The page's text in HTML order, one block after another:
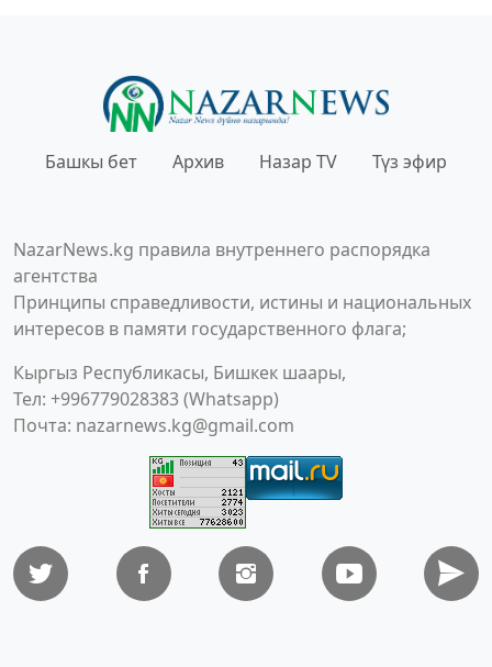
Башкы бет Архив Назар TV Түз эфир
NazarNews.kg правила внутреннего распорядка
агентства
Принципы справедливости, истины и национальных
интересов в памяти государственного флага;
Кыргыз Республикасы, Бишкек шаары,
Тел: +996779028383 (Whatsapp)
Почта: nazarnews.kg@gmail.com